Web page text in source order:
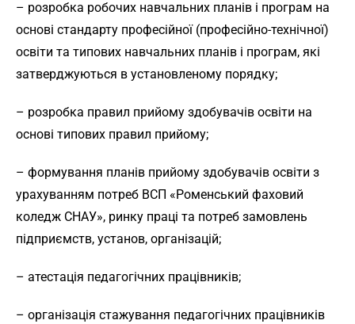
– розробка робочих навчальних планів і програм на
основі стандарту професійної (професійно-технічної)
освіти та типових навчальних планів і програм, які
затверджуються в установленому порядку;
– розробка правил прийому здобувачів освіти на
основі типових правил прийому;
– формування планів прийому здобувачів освіти з
урахуванням потреб ВСП «Роменський фаховий
коледж СНАУ», ринку праці та потреб замовлень
підприємств, установ, організацій;
– атестація педагогічних працівників;
– організація стажування педагогічних працівників